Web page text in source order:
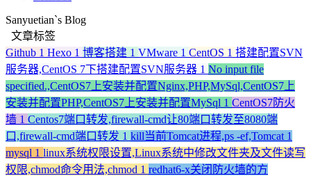
Sanyuetian`s Blog
文章标签
Github 1 Hexo 1 博客搭建 1 VMware 1 CentOS 1 搭建配置SVN
服务器,CentOS 7下搭建配置SVN服务器 1 No input file
specified.,CentOS7上安装并配置Nginx,PHP,MySql,CentOS7上
安装并配置PHP,CentOS7上安装并配置MySql 1 CentOS7防火
墙 1 Centos7端口转发,firewall-cmd让80端口转发至8080端
口,firewall-cmd端口转发 1 kill当前Tomcat进程,ps -ef,Tomcat 1
mysql 1 linux系统权限设置,Linux系统中修改文件夹及文件读写
权限,chmod命令用法,chmod 1 redhat6-x关闭防火墙的方